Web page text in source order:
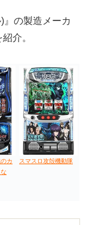
』の製造メーカ
介。
カ
スマスロ攻殻機動隊